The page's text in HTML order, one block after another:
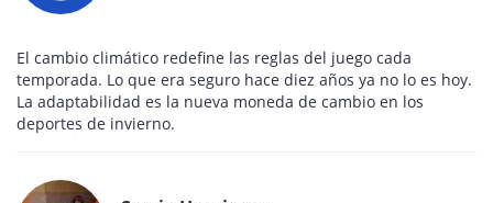
El cambio climático redefine las reglas del juego cada
temporada. Lo que era seguro hace diez años ya no lo es hoy.
La adaptabilidad es la nueva moneda de cambio en los
deportes de invierno.